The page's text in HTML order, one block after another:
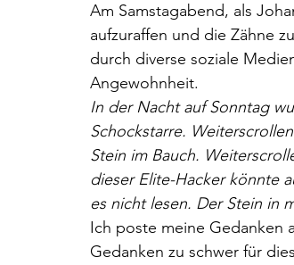
Am Samstagabend, als
aufzuraffen und die Zähne
durch diverse soziale
Angewohnheit.
In der Nacht auf Sonntag
Schockstarre.
Stein im Bauch.
dieser Elite-Hacker könnte
es nicht lesen. Der Stein in
Ich poste meine Gedanken
Gedanken zu schwer für